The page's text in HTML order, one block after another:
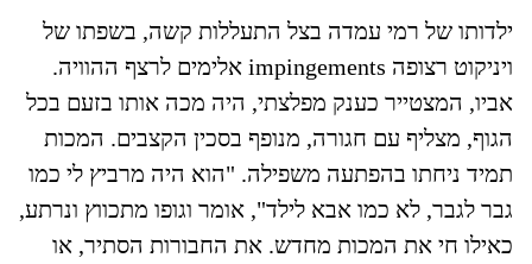
ילדותו של רמי עמדה בצל התעללות קשה, בשפתו של
ויניקוט רצופה impingements אלימים לרצף ההוויה.
אביו, המצטייר כענק מפלצתי, היה מכה אותו בזעם בכל
הגוף, מצליף עם חגורה, מנופף בסכין הקצבים. המכות
תמיד ניחתו בהפתעה משפילה. "הוא היה מרביץ לי כמו
גבר לגבר, לא כמו אבא לילד", אומר וגופו מתכווץ ונרתע,
כאילו חי את המכות מחדש. את החבורות הסתיר, או